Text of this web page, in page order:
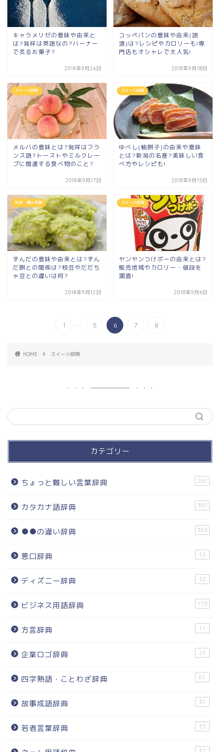
キャラメリゼの意味や由来と
は?発祥は英語なの?バーナー
で炙るお菓子?
2018年9月26日
コッペパンの意味や由来(語
源)は?レシピやカロリーも!専
門店もオシャレで大人気!
2018年9月18日
スイーツ辞典
メルバの意味とは?発祥はフラ
ンス語?トーストやミルクレー
プに関連する食べ物のこと?
2018年9月17日
スイーツ辞典
ゆべし(柚餅子)の由来や意味
とは?新潟の名産?美味しい食
べ方やレシピも!
2018年9月15日
日本・郷土料理
ずんだの意味や由来とは?ずん
だ餅との関係は?枝豆やだだち
ゃ豆との違いは何?
2018年9月12日
スイーツ辞典
ヤンヤンつけボーの由来とは?
販売地域やカロリー・値段を
調査!
2018年9月4日
1 ... 5 6 7 8
HOME スイーツ辞典
カテゴリー
ちょっと難しい言葉辞典 291
カタカナ語辞典 397
●●の違い辞典 303
悪口辞典 12
ディズニー辞典 32
ビジネス用語辞典 155
方言辞典 11
企業ロゴ辞典 23
四字熟語・ことわざ辞典 61
故事成語辞典 31
若者言葉辞典 33